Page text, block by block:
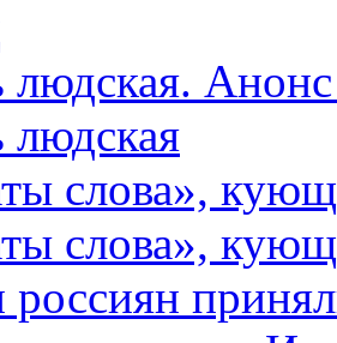
людская.
людская
слова»,
слова»,